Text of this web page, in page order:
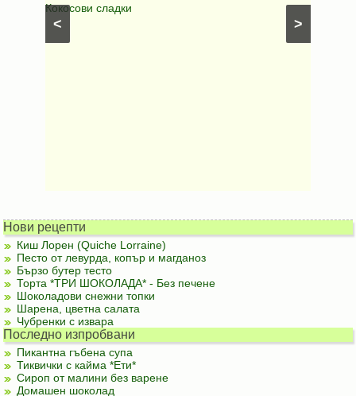
>
<
Кокосови сладки
Нови рецепти
Киш Лорен (Quiche Lorraine)
Песто от левурда, копър и магданоз
Бързо бутер тесто
Торта *ТРИ ШОКОЛАДА* - Без печене
Шоколадови снежни топки
Шарена, цветна салата
Чубренки с извара
Последно изпробвани
Пикантна гъбена супа
Тиквички с кайма *Ети*
Сироп от малини без варене
Домашен шоколад